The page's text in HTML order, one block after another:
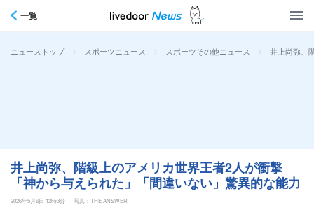
一覧
ニューストップ > スポーツニュース > スポーツその他ニュース > 井上尚弥、
井上尚弥、階級上のアメリカ世界王者2人が衝撃
「神から与えられた」「間違いない」驚異的な能力
2026年5月6日 12時3分 写真：THE ANSWER